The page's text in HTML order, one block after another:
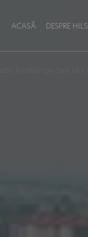
ACASĂ DESPRE HILS